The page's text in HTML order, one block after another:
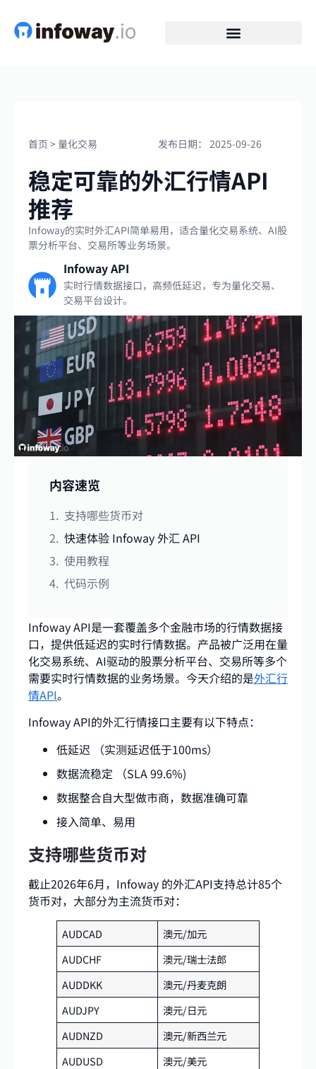
首页 > 量化交易 发布日期： 2025-09-26
稳定可靠的外汇行情API
推荐
Infoway的实时外汇API简单易用，适合量化交易系统、AI股
票分析平台、交易所等业务场景。
Infoway API
实时行情数据接口，高频低延迟，专为量化交易、
交易平台设计。
内容速览
支持哪些货币对
快速体验 Infoway 外汇 API
使用教程
代码示例
Infoway API是一套覆盖多个金融市场的行情数据接
口，提供低延迟的实时行情数据。产品被广泛用在量
化交易系统、AI驱动的股票分析平台、交易所等多个
需要实时行情数据的业务场景。今天介绍的是外汇行
情API。
Infoway API的外汇行情接口主要有以下特点：
低延迟 （实测延迟低于100ms）
数据流稳定 （SLA 99.6%)
数据整合自大型做市商，数据准确可靠
接入简单、易用
支持哪些货币对
截止2026年6月，Infoway 的外汇API支持总计85个
货币对，大部分为主流货币对：
AUDCAD
澳元/加元
AUDCHF
澳元/瑞士法郎
AUDDKK
澳元/丹麦克朗
AUDJPY
澳元/日元
AUDNZD
澳元/新西兰元
AUDUSD
澳元/美元